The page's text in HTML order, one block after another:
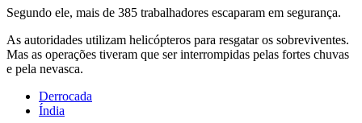
Segundo ele, mais de 385 trabalhadores escaparam em segurança.
As autoridades utilizam helicópteros para resgatar os sobreviventes.
Mas as operações tiveram que ser interrompidas pelas fortes chuvas
e pela nevasca.
Derrocada
Índia